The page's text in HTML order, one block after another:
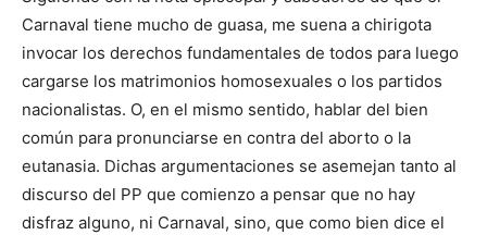
Carnaval tiene mucho de guasa, me suena a chirigota
invocar los derechos fundamentales de todos para luego
cargarse los matrimonios homosexuales o los partidos
nacionalistas. O, en el mismo sentido, hablar del bien
común para pronunciarse en contra del aborto o la
eutanasia. Dichas argumentaciones se asemejan tanto al
discurso del PP que comienzo a pensar que no hay
disfraz alguno, ni Carnaval, sino, que como bien dice el